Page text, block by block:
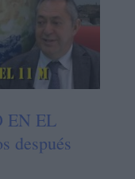
EN EL
después